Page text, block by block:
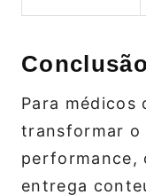
Conclusão
Para médicos
transformar o
performance,
entrega